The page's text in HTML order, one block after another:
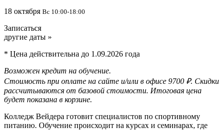
18 октября Вс 10:00-18:00
Записаться
другие даты »
* Цена действительна до 1.09.2026 года
Возможен кредит на обучение.
Стоимость при оплате на сайте и/или в офисе 9700 ₽. Скидки
рассчитываются от базовой стоимости. Итоговая цена
будет показана в корзине.
Колледж Вейдера готовит специалистов по спортивному
питанию. Обучение происходит на курсах и семинарах, где